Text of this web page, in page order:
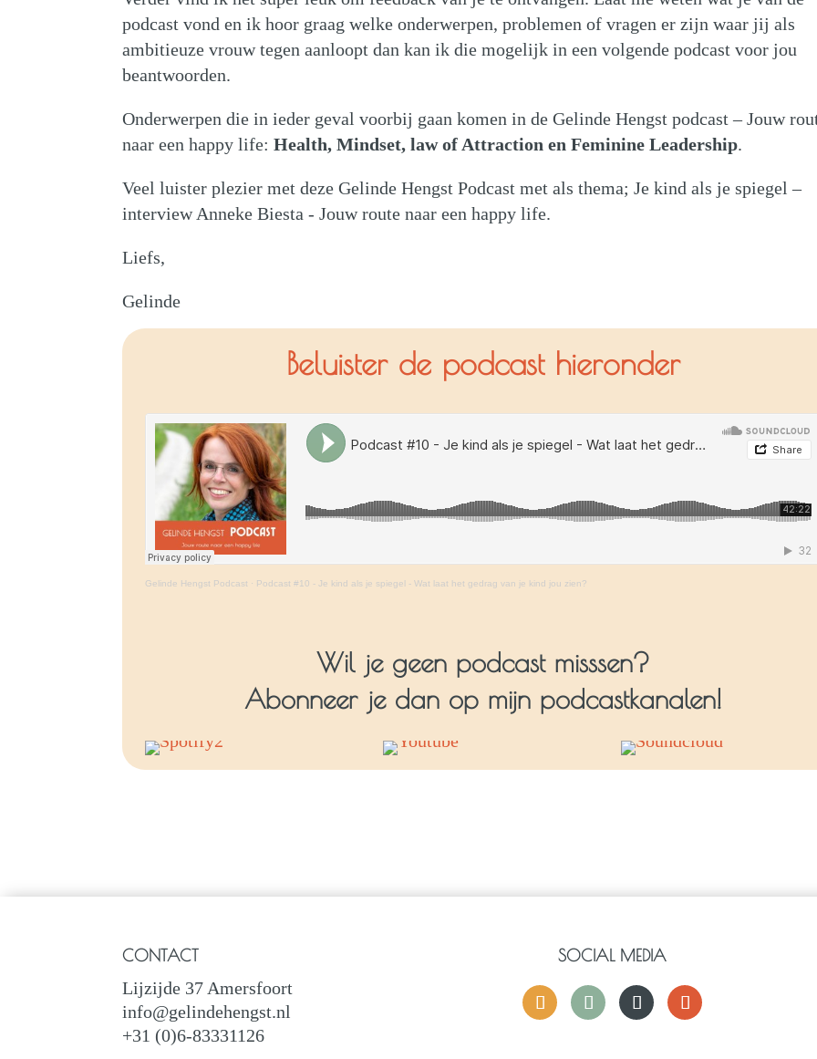
podcast vond en ik hoor graag welke onderwerpen, problemen of vragen er zijn waar jij als
ambitieuze vrouw tegen aanloopt dan kan ik die mogelijk in een volgende podcast voor jou
beantwoorden.
Onderwerpen die in ieder geval voorbij gaan komen in de Gelinde Hengst podcast – Jouw
naar een happy life:Health, Mindset, law of Attraction en Feminine Leadership.
Veel luister plezier met deze Gelinde Hengst Podcast met als thema; Je kind als je spiegel –
interview Anneke Biesta - Jouw route naar een happy life.
Liefs,
Gelinde
Beluister de podcast hieronder
Gelinde Hengst Podcast · Podcast #10 - Je kind als je spiegel - Wat laat het gedrag van je kind jou zien?
Wil je geen podcast misssen?
Abonneer je dan op mijn podcastkanalen!
CONTACT
Lijzijde 37 Amersfoort
info@gelindehengst.nl
+31 (0)6-83331126
SOCIAL MEDIA